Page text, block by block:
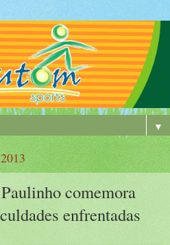
▼
comemora
enfrentadas